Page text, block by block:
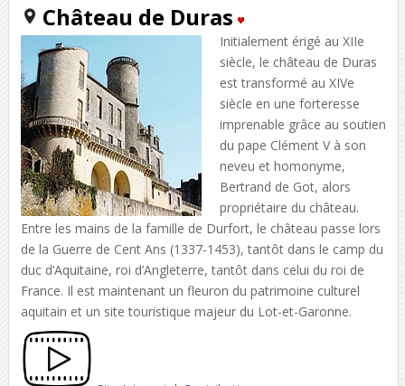
Château de Duras
Initialement érigé au XIIe
siècle, le château de Duras
est transformé au XIVe
siècle en une forteresse
imprenable grâce au soutien
du pape Clément V à son
neveu et homonyme,
Bertrand de Got, alors
propriétaire du château.
Entre les mains de la famille de Durfort, le château passe lors
de la Guerre de Cent Ans (1337-1453), tantôt dans le camp du
duc d’Aquitaine, roi d’Angleterre, tantôt dans celui du roi de
France. Il est maintenant un fleuron du patrimoine culturel
aquitain et un site touristique majeur du Lot-et-Garonne.